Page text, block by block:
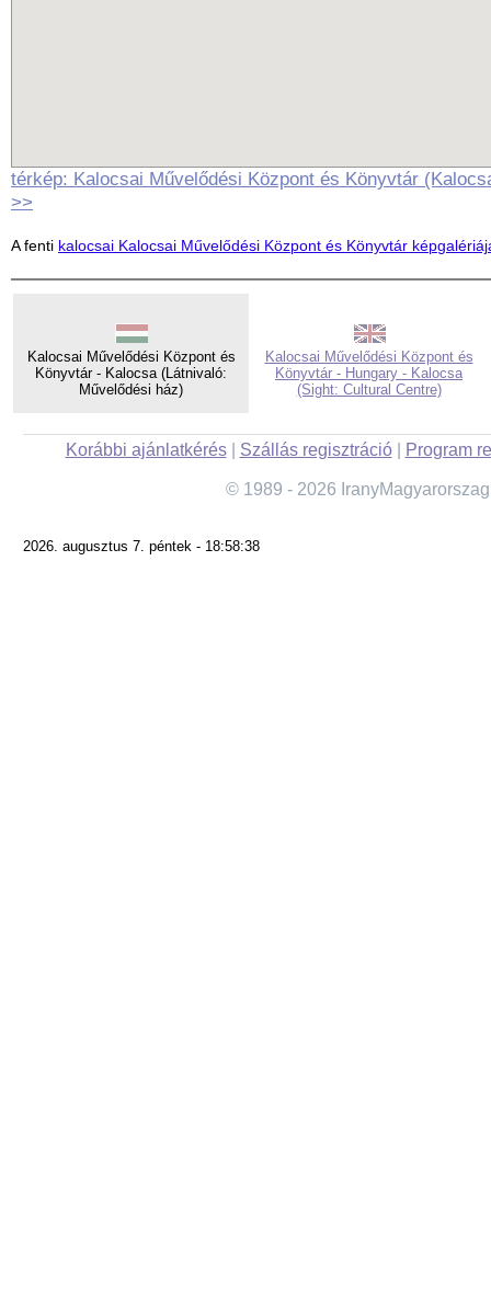
térkép: Kalocsai Művelődési Központ és Könyvtár
>>
A fenti kalocsai Kalocsai Művelődési Központ és Könyvtár
Kalocsai Művelődési Központ és
Könyvtár - Kalocsa (Látnivaló:
Művelődési ház)
Kalocsai Művelődési Központ és
Könyvtár - Hungary - Kalocsa
(Sight: Cultural Centre)
Korábbi ajánlatkérés| Szállás regisztráció| Program
© 1989 - 2026
2026. augusztus 7. péntek - 18:58:38